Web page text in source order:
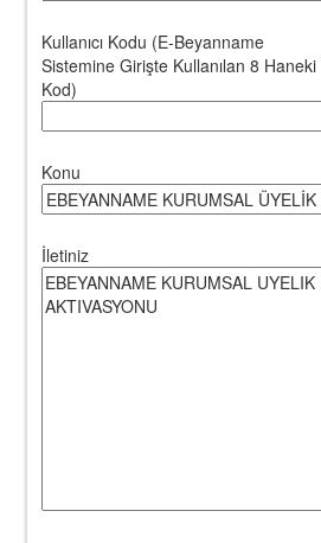
Kullanıcı Kodu (E-Beyanname
Sistemine Girişte Kullanılan 8 Haneki
Kod)
Konu
İletiniz